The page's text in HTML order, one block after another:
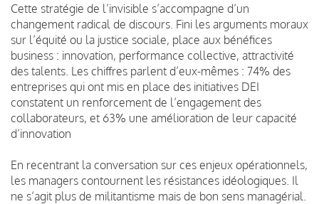
Cette stratégie de l’invisible s’accompagne d’un
changement radical de discours. Fini les arguments moraux
sur l’équité ou la justice sociale, place aux bénéfices
business : innovation, performance collective, attractivité
des talents. Les chiffres parlent d’eux-mêmes : 74% des
entreprises qui ont mis en place des initiatives DEI
constatent un renforcement de l’engagement des
collaborateurs, et 63% une amélioration de leur capacité
d’innovation
En recentrant la conversation sur ces enjeux opérationnels,
les managers contournent les résistances idéologiques. Il
ne s’agit plus de militantisme mais de bon sens managérial.